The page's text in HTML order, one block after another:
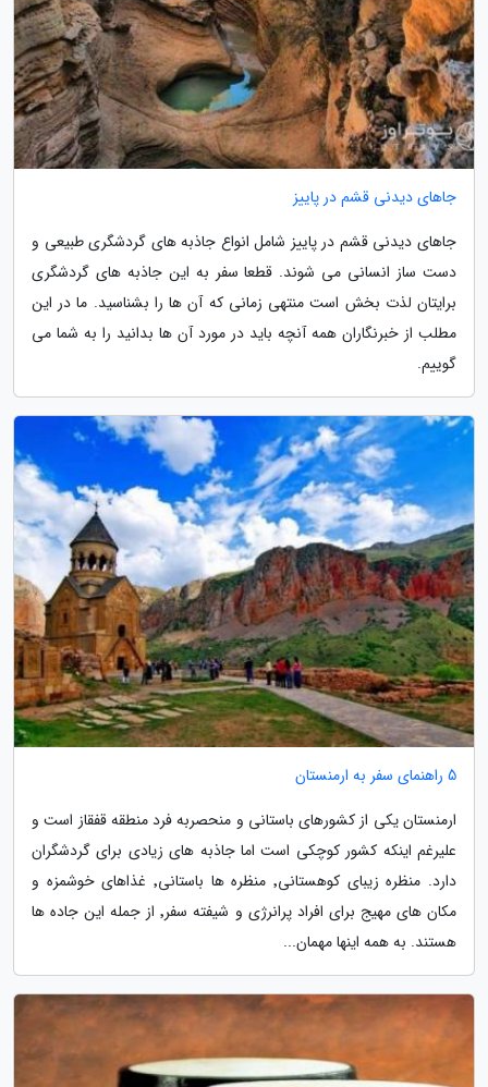
جاهای دیدنی قشم در پاییز
جاهای دیدنی قشم در پاییز شامل انواع جاذبه های گردشگری طبیعی و
دست ساز انسانی می شوند. قطعا سفر به این جاذبه های گردشگری
برایتان لذت بخش است منتهی زمانی که آن ها را بشناسید. ما در این
مطلب از خبرنگاران همه آنچه باید در مورد آن ها بدانید را به شما می
گوییم.
5 راهنمای سفر به ارمنستان
ارمنستان یکی از کشورهای باستانی و منحصربه فرد منطقه قفقاز است و
علیرغم اینکه کشور کوچکی است اما جاذبه های زیادی برای گردشگران
دارد. منظره زیبای کوهستانی٬ منظره ها باستانی٬ غذاهای خوشمزه و
مکان های مهیج برای افراد پرانرژی و شیفته سفر٬ از جمله این جاده ها
هستند. به همه اینها مهمان...